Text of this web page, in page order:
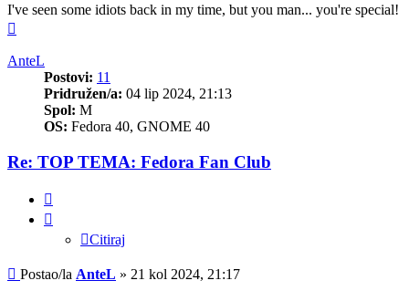
I've seen some idiots back in my time, but you man... you're special!
AnteL
Postovi: 11
Pridružen/a: 04 lip 2024, 21:13
Spol: M
OS: Fedora 40, GNOME 40
Re: TOP TEMA: Fedora Fan Club
Citiraj
Post
Postao/la AnteL » 21 kol 2024, 21:17